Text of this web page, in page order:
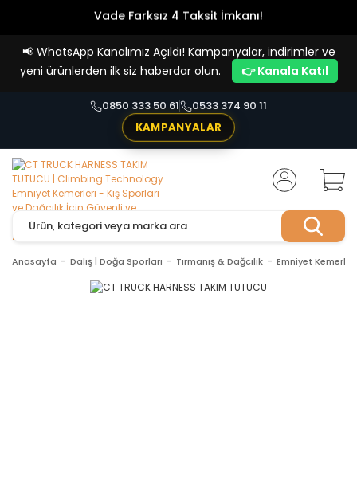
Vade Farksız 4 Taksit İmkanı!
📢 WhatsApp Kanalımız Açıldı! Kampanyalar, indirimler ve
yeni ürünlerden ilk siz haberdar olun.
👉 Kanala Katıl
0850 333 50 61
0533 374 90 11
KAMPANYALAR
Anasayfa Dalış | Doğa Sporları Tırmanış & Dağcılık Emniyet Kemerleri